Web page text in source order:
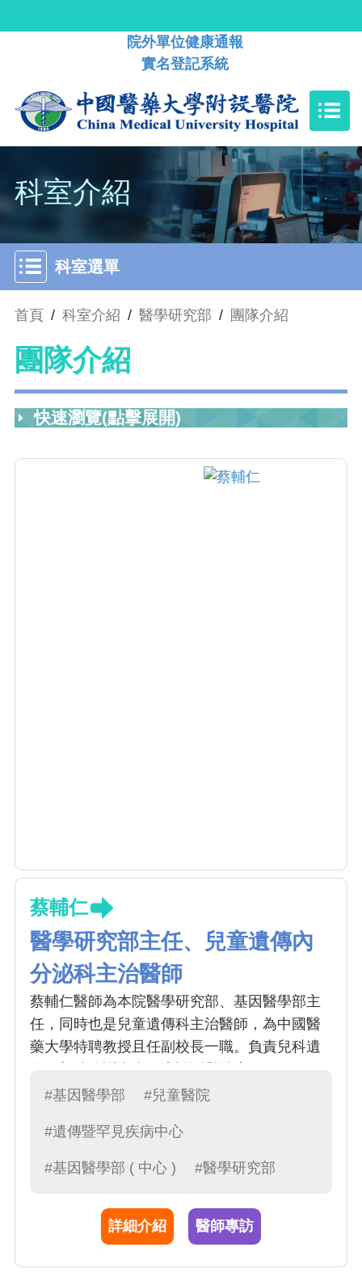
院外單位健康通報
實名登記系統
科室介紹
科室選單
首頁 / 科室介紹 / 醫學研究部 / 團隊介紹
團隊介紹
快速瀏覽(點擊展開)
蔡輔仁
醫學研究部主任、兒童遺傳內
分泌科主治醫師
蔡輔仁醫師為本院醫學研究部、基因醫學部主
任，同時也是兒童遺傳科主治醫師，為中國醫
藥大學特聘教授且任副校長一職。負責兒科遺
#基因醫學部
#兒童醫院
#遺傳暨罕見疾病中心
#基因醫學部 ( 中心 ) #醫學研究部
詳細介紹 醫師專訪